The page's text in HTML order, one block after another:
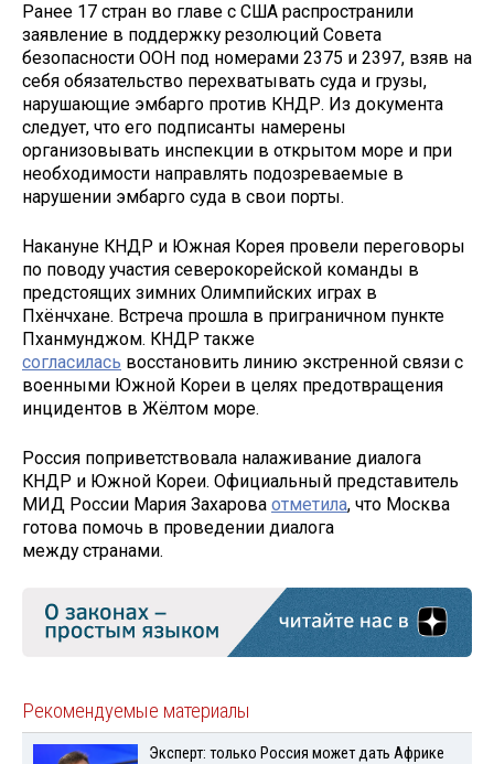
Ранее 17 стран во главе с США распространили
заявление в поддержку резолюций Совета
безопасности ООН под номерами 2375 и 2397, взяв на
себя обязательство перехватывать суда и грузы,
нарушающие эмбарго против КНДР. Из документа
следует, что его подписанты намерены
организовывать инспекции в открытом море и при
необходимости направлять подозреваемые в
нарушении эмбарго суда в свои порты.
Накануне КНДР и Южная Корея провели переговоры
по поводу участия северокорейской команды в
предстоящих зимних Олимпийских играх в
Пхёнчхане. Встреча прошла в приграничном пункте
Пханмунджом. КНДР также
согласилась восстановить линию экстренной связи с
военными Южной Кореи в целях предотвращения
инцидентов в Жёлтом море.
Россия поприветствовала налаживание диалога
КНДР и Южной Кореи. Официальный представитель
МИД России Мария Захарова отметила, что Москва
готова помочь в проведении диалога
между странами.
Рекомендуемые материалы
Эксперт: только Россия может дать Африке